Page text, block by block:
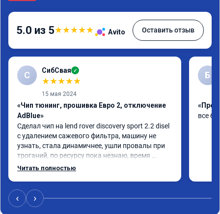
5.0 из 5★★★★★ Avito Оставить отзыв
С СибСвая ✓
★★★★★
15 мая 2024
«Чип тюнинг, прошивка Евро 2, отключение
AdBlue»
Сделал чип на lend rover discovery sport 2.2 disel
с удалением сажевого фильтра, машину не
узнать, стала динамичнее, ушли провалы при
троганий, по ресурсу пока незнаю, время
покажет, короче рекомендую!
Читать полностью
Б
все
‹ ›